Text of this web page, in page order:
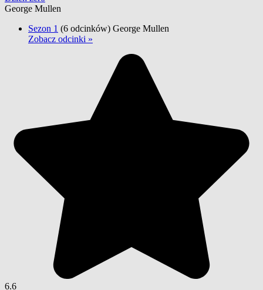
George Mullen
Sezon 1 (6 odcinków) George Mullen
Zobacz odcinki »
6.6